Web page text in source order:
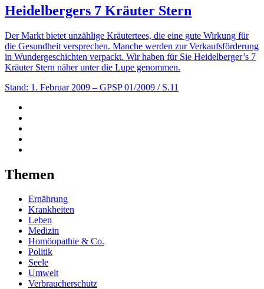
Heidelbergers 7 Kräuter Stern
Der Markt bietet unzählige Kräutertees, die eine gute Wirkung für
die Gesundheit versprechen. Manche werden zur Verkaufsförderung
in Wundergeschichten verpackt. Wir haben für Sie Heidelberger’s 7
Kräuter Stern näher unter die Lupe genommen.
Stand: 1. Februar 2009 – GPSP 01/2009 / S.11
Themen
Ernährung
Krankheiten
Leben
Medizin
Homöopathie & Co.
Politik
Seele
Umwelt
Verbraucherschutz